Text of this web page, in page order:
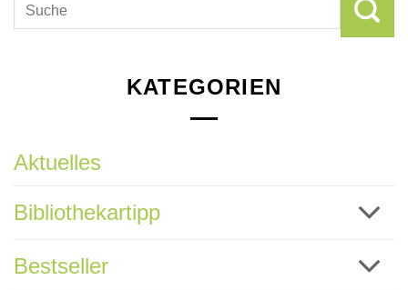
KATEGORIEN
Aktuelles
Bibliothekartipp
Bestseller